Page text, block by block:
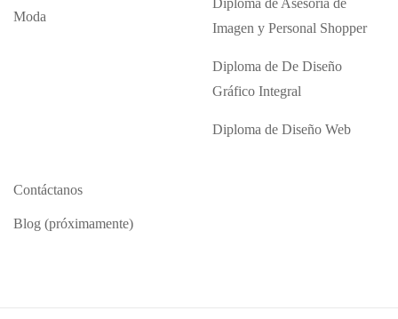
Moda
Diploma de Asesoría de
Imagen y Personal Shopper
Diploma de De Diseño
Gráfico Integral
Diploma de Diseño Web
Contáctanos
Blog (próximamente)